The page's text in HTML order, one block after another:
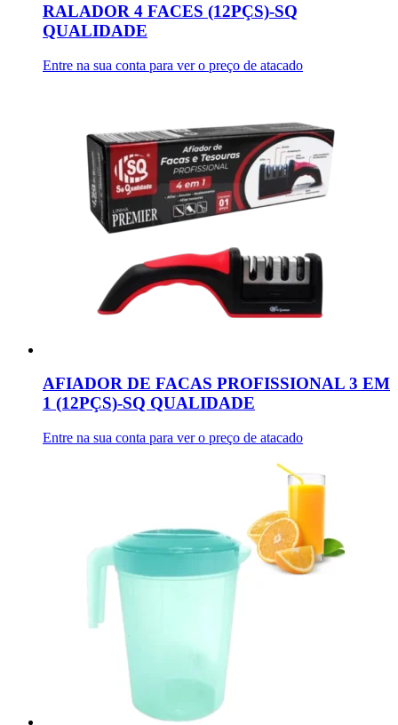
RALADOR 4 FACES (12PÇS)-SQ
QUALIDADE
Entre na sua conta para ver o preço de atacado
AFIADOR DE FACAS PROFISSIONAL 3 EM
1 (12PÇS)-SQ QUALIDADE
Entre na sua conta para ver o preço de atacado